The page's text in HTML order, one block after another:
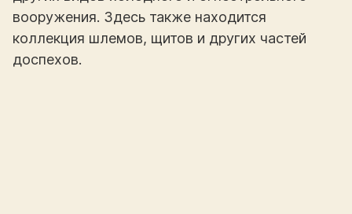
вооружения. Здесь также находится
коллекция шлемов, щитов и других частей
доспехов.